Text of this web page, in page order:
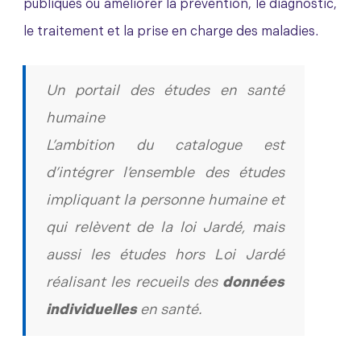
publiques ou améliorer la prévention, le diagnostic,
le traitement et la prise en charge des maladies.
Un portail des études en santé
humaine
L’ambition du catalogue est
d’intégrer l’ensemble des études
impliquant la personne humaine et
qui relèvent de la loi Jardé, mais
aussi les études hors Loi Jardé
réalisant les recueils des données
individuellesen santé.